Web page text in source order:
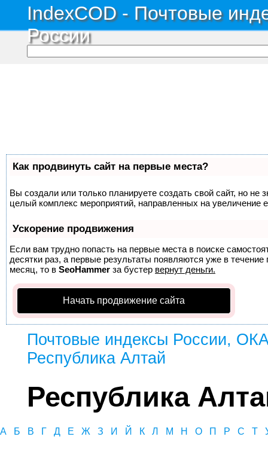
IndexCOD - Почтовые
России
Как продвинуть сайт на первые места?
Вы создали или только планируете создать свой сайт, но не
целый комплекс мероприятий, направленных на увеличение
Ускорение продвижения
Если вам трудно попасть на первые места в поиске
десятки раз, а первые результаты появляются уже в
месяц, то в SeoHammer за бустер вернут деньги.
Начать продвижение сайта
Почтовые индексы России,
Республика Алтай
Республика
А Б В Г Д Е Ж З И Й К Л М Н О П Р С Т